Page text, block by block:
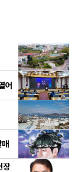
어
장